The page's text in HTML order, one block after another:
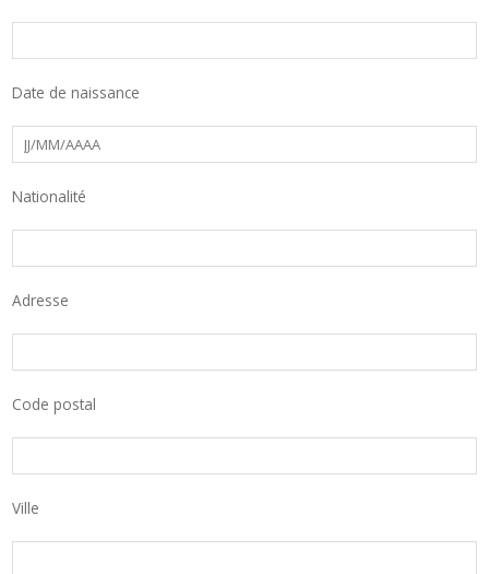
Date de naissance
Nationalité
Adresse
Code postal
Ville